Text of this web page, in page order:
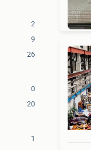
2
9
26
0
20
1